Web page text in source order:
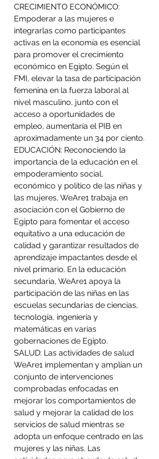
CRECIMIENTO ECONÓMICO:
Empoderar a las mujeres e
integrarlas como participantes
activas en la economía es esencial
para promover el crecimiento
económico en Egipto. Según el
FMI, elevar la tasa de participación
femenina en la fuerza laboral al
nivel masculino, junto con el
acceso a oportunidades de
empleo, aumentaría el PIB en
aproximadamente un 34 por ciento.
EDUCACIÓN: Reconociendo la
importancia de la educación en el
empoderamiento social,
económico y político de las niñas y
las mujeres, WeAre1 trabaja en
asociación con el Gobierno de
Egipto para fomentar el acceso
equitativo a una educación de
calidad y garantizar resultados de
aprendizaje impactantes desde el
nivel primario. En la educación
secundaria, WeAre1 apoya la
participación de las niñas en las
escuelas secundarias de ciencias,
tecnología, ingeniería y
matemáticas en varias
gobernaciones de Egipto.
SALUD: Las actividades de salud
WeAre1 implementan y amplían un
conjunto de intervenciones
comprobadas enfocadas en
mejorar los comportamientos de
salud y mejorar la calidad de los
servicios de salud mientras se
adopta un enfoque centrado en las
mujeres y las niñas. Las